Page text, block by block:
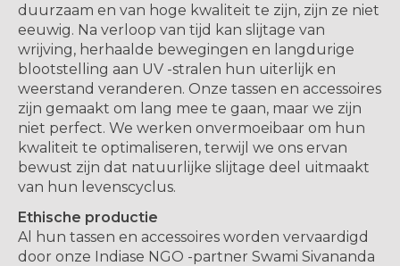
duurzaam en van hoge kwaliteit te zijn, zijn ze niet
eeuwig. Na verloop van tijd kan slijtage van
wrijving, herhaalde bewegingen en langdurige
blootstelling aan UV -stralen hun uiterlijk en
weerstand veranderen. Onze tassen en accessoires
zijn gemaakt om lang mee te gaan, maar we zijn
niet perfect. We werken onvermoeibaar om hun
kwaliteit te optimaliseren, terwijl we ons ervan
bewust zijn dat natuurlijke slijtage deel uitmaakt
van hun levenscyclus.
Ethische productie
Al hun tassen en accessoires worden vervaardigd
door onze Indiase NGO -partner Swami Sivananda